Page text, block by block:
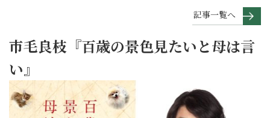
記事一覧へ
市毛良枝『百歳の景色見たいと母は言
い』